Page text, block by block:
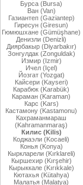
Бурса (Bursa)
Ван (Van)
Газиантеп (Gaziantep)
Гиресун (Giresun)
Гюмюшхане (Gümüşhane)
Денизли (Denizli)
Диярбакыр (Diyarbakır)
Зонгулдак (Zonguldak)
Измир (Izmir)
Ичел (Içel)
Йозгат (Yozgat)
Кайсери (Kayseri)
Карабюк (Karabük)
Караман (Karaman)
Карс (Kars)
Кастамону (Kastamonu)
Кахраманмараш
(Kahramanmaraş)
Килис (Kilis)
Коджаэли (Kocaeli)
Конья (Konya)
Кыркларели (Kırklareli)
Кыршехир (Kırşehir)
Кырыккале (Kırıkkale)
Кютахья (Kütahya)
Малатья (Malatya)